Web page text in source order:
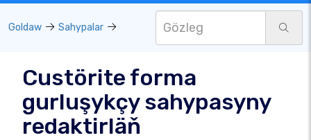
Goldaw Sahypalar
Custörite forma
gurluşykçy sahypasyny
redaktirläň